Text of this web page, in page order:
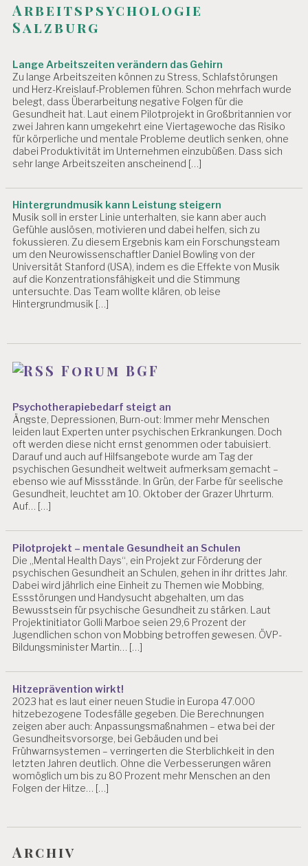
Arbeitspsychologie
Salzburg
Lange Arbeitszeiten verändern das Gehirn
Zu lange Arbeitszeiten können zu Stress, Schlafstörungen
und Herz-Kreislauf-Problemen führen. Schon mehrfach wurde
belegt, dass Überarbeitung negative Folgen für die
Gesundheit hat. Laut einem Pilotprojekt in Großbritannien vor
zwei Jahren kann umgekehrt eine Viertagewoche das Risiko
für körperliche und mentale Probleme deutlich senken, ohne
dabei Produktivität im Unternehmen einzubüßen. Dass sich
sehr lange Arbeitszeiten anscheinend […]
Hintergrundmusik kann Leistung steigern
Musik soll in erster Linie unterhalten, sie kann aber auch
Gefühle auslösen, motivieren und dabei helfen, sich zu
fokussieren. Zu diesem Ergebnis kam ein Forschungsteam
um den Neurowissenschaftler Daniel Bowling von der
Universität Stanford (USA), indem es die Effekte von Musik
auf die Konzentrationsfähigkeit und die Stimmung
untersuchte. Das Team wollte klären, ob leise
Hintergrundmusik […]
Forum BGF
Psychotherapiebedarf steigt an
Ängste, Depressionen, Burn-out: Immer mehr Menschen
leiden laut Experten unter psychischen Erkrankungen. Doch
oft werden diese nicht ernst genommen oder tabuisiert.
Darauf und auch auf Hilfsangebote wurde am Tag der
psychischen Gesundheit weltweit aufmerksam gemacht –
ebenso wie auf Missstände. In Grün, der Farbe für seelische
Gesundheit, leuchtet am 10. Oktober der Grazer Uhrturm.
Auf… […]
Pilotprojekt – mentale Gesundheit an Schulen
Die „Mental Health Days“, ein Projekt zur Förderung der
psychischen Gesundheit an Schulen, gehen in ihr drittes Jahr.
Dabei wird jährlich eine Einheit zu Themen wie Mobbing,
Essstörungen und Handysucht abgehalten, um das
Bewusstsein für psychische Gesundheit zu stärken. Laut
Projektinitiator Golli Marboe seien 29,6 Prozent der
Jugendlichen schon von Mobbing betroffen gewesen. ÖVP-
Bildungsminister Martin… […]
Hitzeprävention wirkt!
2023 hat es laut einer neuen Studie in Europa 47.000
hitzebezogene Todesfälle gegeben. Die Berechnungen
zeigen aber auch: Anpassungsmaßnahmen – etwa bei der
Gesundheitsvorsorge, bei Gebäuden und bei
Frühwarnsystemen – verringerten die Sterblichkeit in den
letzten Jahren deutlich. Ohne die Verbesserungen wären
womöglich um bis zu 80 Prozent mehr Menschen an den
Folgen der Hitze… […]
Archiv